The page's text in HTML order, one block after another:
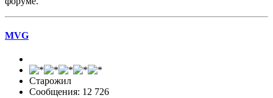
MVG
Старожил
Сообщения: 12 726